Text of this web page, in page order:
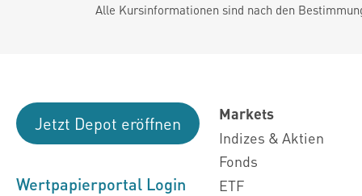
Alle Kursinformationen sind nach den
Jetzt Depot eröffnen
Wertpapierportal Login
Markets
Indizes & Aktien
Fonds
ETF